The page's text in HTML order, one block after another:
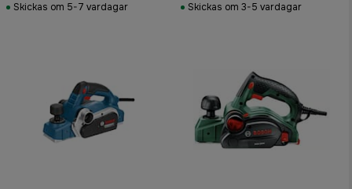
Skickas om 5-7 vardagar
Skickas om 3-5 vardagar